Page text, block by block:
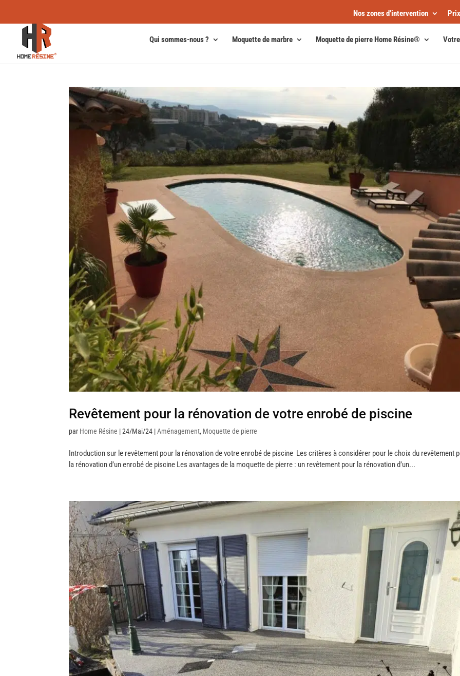
Nos zones d’intervention
Qui sommes-nous ? Moquette de marbre Moquette de pierre Home Résine®
Revêtement pour la rénovation de votre enrobé de piscine
par Home Résine |24/Mai/24 |Aménagement, Moquette de pierre
Introduction sur le revêtement pour la rénovation de votre enrobé de piscine Les critères à considérer pour le choix du revêtement
la rénovation d’un enrobé de piscine Les avantages de la moquette de pierre : un revêtement pour la rénovation d’un...